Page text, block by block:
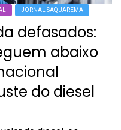
JORNAL SAQUAREMA
defasados:
abaixo
do diesel